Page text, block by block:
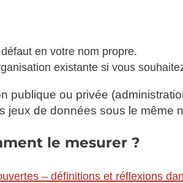
en votre nom propre.
existante si vous
publique ou privée
jeux de données sous le même
le mesurer ?
– définitions et réflexions